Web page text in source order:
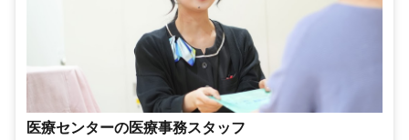
医療センターの医療事務スタッフ